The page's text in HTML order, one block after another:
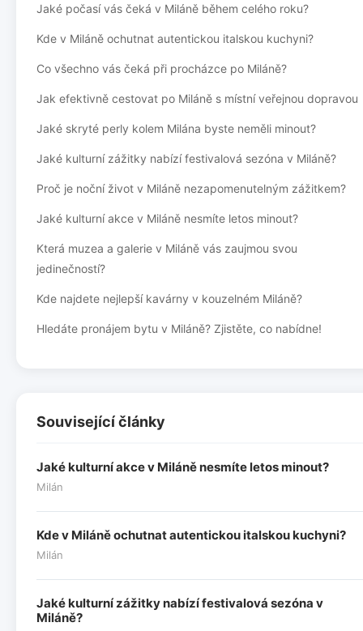
Jaké počasí vás čeká v Miláně během celého roku?
Kde v Miláně ochutnat autentickou italskou kuchyni?
Co všechno vás čeká při procházce po Miláně?
Jak efektivně cestovat po Miláně s místní veřejnou dopravou
Jaké skryté perly kolem Milána byste neměli minout?
Jaké kulturní zážitky nabízí festivalová sezóna v Miláně?
Proč je noční život v Miláně nezapomenutelným zážitkem?
Jaké kulturní akce v Miláně nesmíte letos minout?
Která muzea a galerie v Miláně vás zaujmou svou
jedinečností?
Kde najdete nejlepší kavárny v kouzelném Miláně?
Hledáte pronájem bytu v Miláně? Zjistěte, co nabídne!
Související články
Jaké kulturní akce v Miláně nesmíte letos minout?
Milán
Kde v Miláně ochutnat autentickou italskou kuchyni?
Milán
Jaké kulturní zážitky nabízí festivalová sezóna v
Miláně?